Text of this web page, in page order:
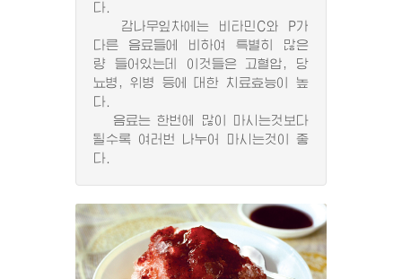
다.
감나무잎차에는 비타민C와 P가
다른 음료들에 비하여 특별히 많은
량 들어있는데 이것들은 고혈압, 당
뇨병, 위병 등에 대한 치료효능이 높
다.
음료는 한번에 많이 마시는것보다
될수록 여러번 나누어 마시는것이 좋
다.